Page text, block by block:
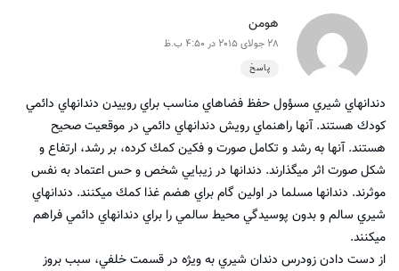
هومن
28 جولای 2015 در 4:50 ب.ظ
پاسخ
دندانهاي شيري مسؤول حفظ فضاهاي مناسب براي روييدن دندانهاي دائمي
كودك هستند. آنها راهنماي رويش دندانهاي دائمي در موقعيت صحيح
هستند. آنها به رشد و تكامل صورت و فكين كمك كرده، بر رشد، ارتفاع و
شكل صورت اثر مي‏گذارند. دندانها در زيبايي شخص و حس اعتماد به نفس
موثرند. دندانها مسلما در اولين گام براي هضم غذا كمك مي‏كنند. دندانهاي
شيري سالم و بدون پوسيدگي محيط سالمي را براي دندانهاي دائمي فراهم
مي‏كنند.
از دست دادن زودرس دندان شيري به ويژه در قسمت خلفي، سبب بروز